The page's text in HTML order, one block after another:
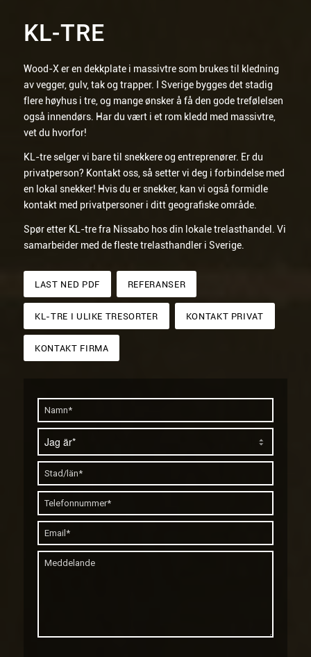
KL-TRE
Wood-X er en dekkplate i massivtre som brukes til kledning
av vegger, gulv, tak og trapper. I Sverige bygges det stadig
flere høyhus i tre, og mange ønsker å få den gode trefølelsen
også innendørs. Har du vært i et rom kledd med massivtre,
vet du hvorfor!
KL-tre selger vi bare til snekkere og entreprenører. Er du
privatperson? Kontakt oss, så setter vi deg i forbindelse med
en lokal snekker! Hvis du er snekker, kan vi også formidle
kontakt med privatpersoner i ditt geografiske område.
Spør etter KL-tre fra Nissabo hos din lokale trelasthandel. Vi
samarbeider med de fleste trelasthandler i Sverige.
LAST NED PDF REFERANSER
KL-TRE I ULIKE TRESORTER KONTAKT PRIVAT
KONTAKT FIRMA